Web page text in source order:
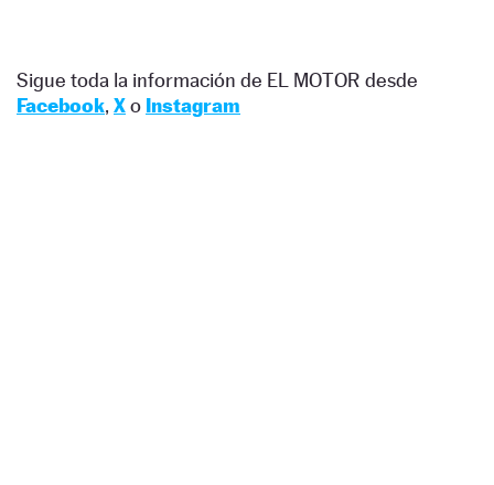
Sigue toda la información de EL MOTOR desde
Facebook, Xo Instagram